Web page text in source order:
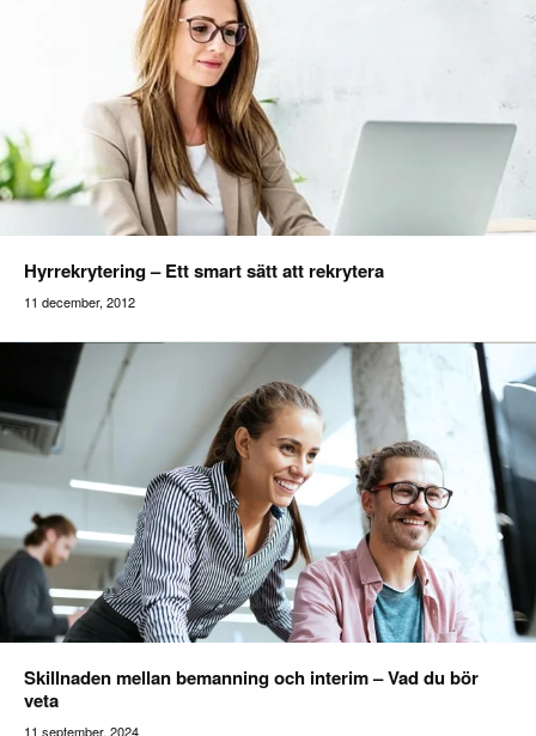
Hyrrekrytering – Ett smart sätt att rekrytera
11 december, 2012
Skillnaden mellan bemanning och interim – Vad du bör
veta
11 september, 2024